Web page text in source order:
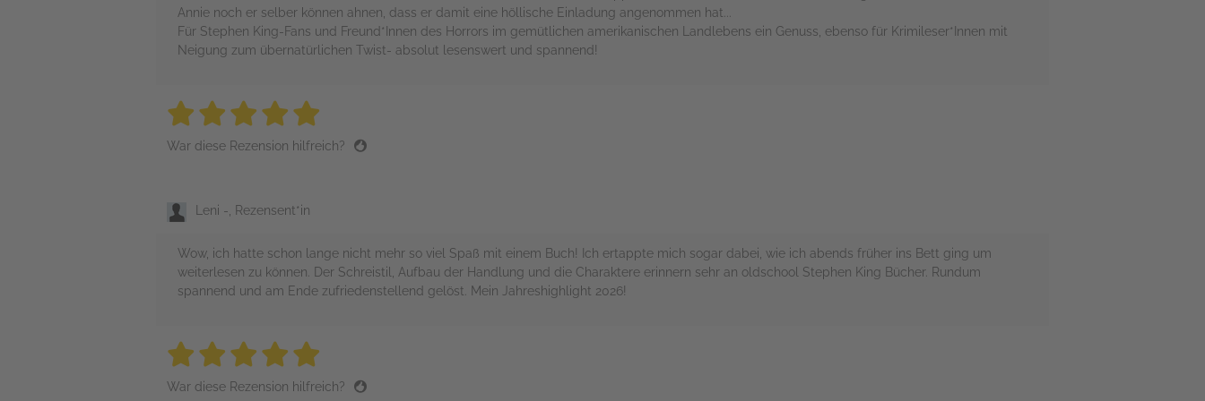
Annie noch er selber können ahnen, dass er damit eine höllische Einladung angenommen hat...
Für Stephen King-Fans und Freund*Innen des Horrors im gemütlichen amerikanischen Landlebens ein Genuss, ebenso für Krimileser*Innen mit
Neigung zum übernatürlichen Twist- absolut lesenswert und spannend!
5 stars
5 stars
5 stars
5 stars
War diese Rezension hilfreich?
Leni -, Rezensent*in
Wow, ich hatte schon lange nicht mehr so viel Spaß mit einem Buch! Ich ertappte mich sogar dabei, wie ich abends früher ins Bett ging um
weiterlesen zu können. Der Schreistil, Aufbau der Handlung und die Charaktere erinnern sehr an oldschool Stephen King Bücher. Rundum
spannend und am Ende zufriedenstellend gelöst. Mein Jahreshighlight 2026!
5 stars
5 stars
5 stars
5 stars
War diese Rezension hilfreich?